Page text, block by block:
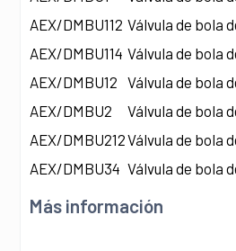
AEX/DMBU112 Válvula de bola
AEX/DMBU114 Válvula de bola
AEX/DMBU12
Válvula de bola
AEX/DMBU2
Válvula de bola
AEX/DMBU212Válvula de bola
AEX/DMBU34 Válvula de bola
Más información